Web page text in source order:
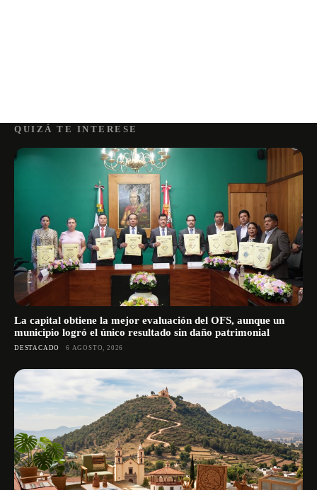
QUIZÁ TE INTERESE
La capital obtiene la mejor evaluación del OFS, aunque un
municipio logró el único resultado sin daño patrimonial
DESTACADO 6 AGOSTO, 2026